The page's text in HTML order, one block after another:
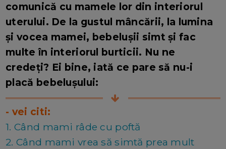
comunică cu mamele lor din interiorul
uterului. De la gustul mâncării, la lumina
și vocea mamei, bebelușii simt și fac
multe în interiorul burticii. Nu ne
credeți? Ei bine, iată ce pare să nu-i
placă bebelușului:
- vei citi:
1. Când mami râde cu poftă
2. Când mami vrea să simtă prea mult